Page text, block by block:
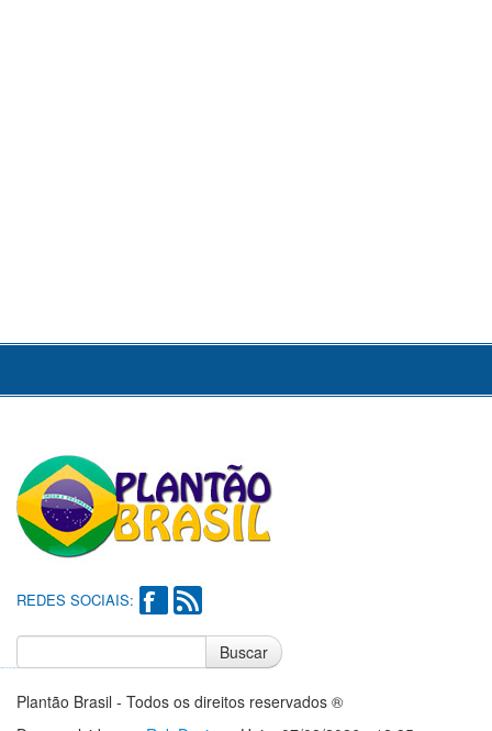
REDES SOCIAIS:
Buscar
Plantão Brasil - Todos os direitos reservados ®